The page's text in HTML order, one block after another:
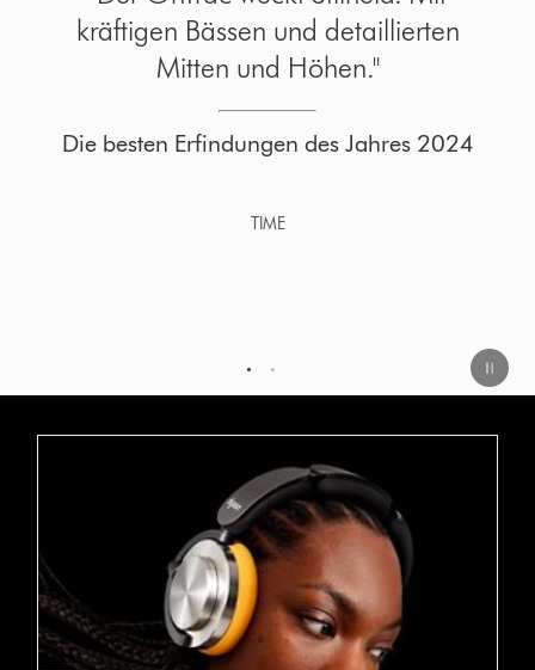
kräftigen Bässen und detaillierten
Mitten und Höhen."
Die besten Erfindungen des Jahres 2024
TIME
1 2